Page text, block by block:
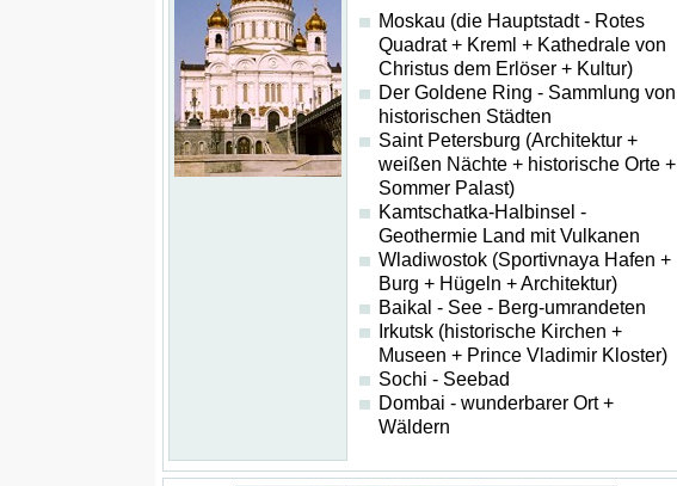
Moskau (die Hauptstadt - Rotes
Quadrat + Kreml + Kathedrale von
Christus dem Erlöser + Kultur)
Der Goldene Ring - Sammlung von
historischen Städten
Saint Petersburg (Architektur +
weißen Nächte + historische Orte +
Sommer Palast)
Kamtschatka-Halbinsel -
Geothermie Land mit Vulkanen
Wladiwostok (Sportivnaya Hafen +
Burg + Hügeln + Architektur)
Baikal - See - Berg-umrandeten
Irkutsk (historische Kirchen +
Museen + Prince Vladimir Kloster)
Sochi - Seebad
Dombai - wunderbarer Ort +
Wäldern